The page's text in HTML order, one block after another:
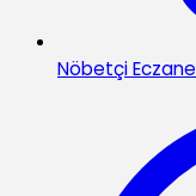
Nöbetçi Eczane